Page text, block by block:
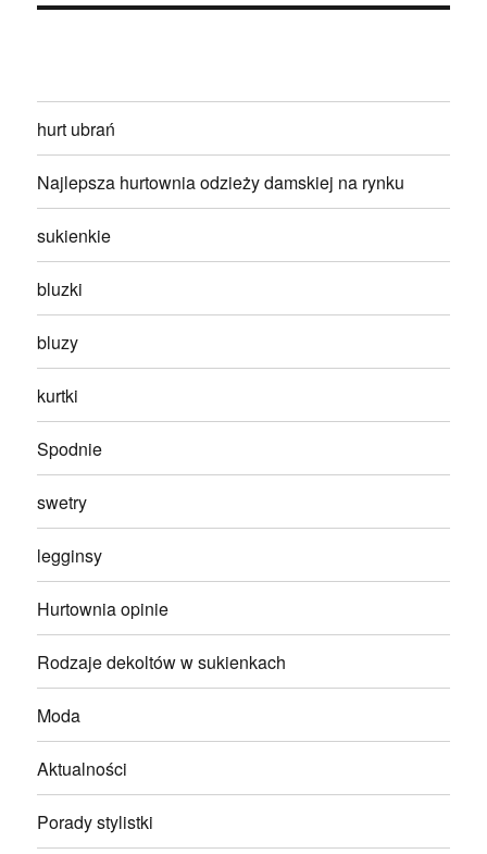
hurt ubrań
Najlepsza hurtownia odzieży damskiej na rynku
sukienkie
bluzki
bluzy
kurtki
Spodnie
swetry
legginsy
Hurtownia opinie
Rodzaje dekoltów w sukienkach
Moda
Aktualności
Porady stylistki